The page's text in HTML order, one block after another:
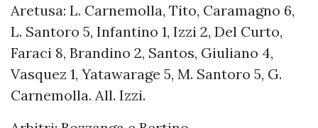
Aretusa: L. Carnemolla, Tito, Caramagno 6,
L. Santoro 5, Infantino 1, Izzi 2, Del Curto,
Faraci 8, Brandino 2, Santos, Giuliano 4,
Vasquez 1, Yatawarage 5, M. Santoro 5, G.
Carnemolla. All. Izzi.